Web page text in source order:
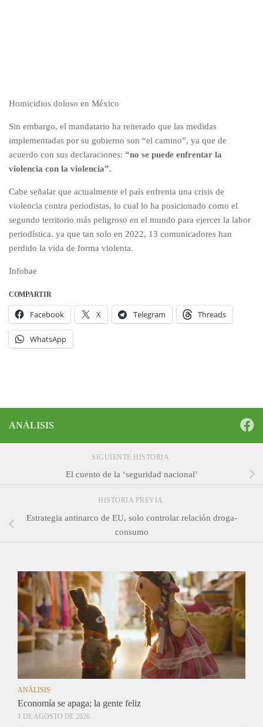
Homicidios doloso en México
Sin embargo, el mandatario ha reiterado que las medidas
implementadas por su gobierno son “el camino”, ya que de
acuerdo con sus declaraciones: “no se puede enfrentar la
violencia con la violencia”.
Cabe señalar que actualmente el país enfrenta una crisis de
violencia contra periodistas, lo cual lo ha posicionado como el
segundo territorio más peligroso en el mundo para ejercer la labor
periodística. ya que tan solo en 2022, 13 comunicadores han
perdido la vida de forma violenta.
Infobae
COMPARTIR
Facebook X Telegram Threads
WhatsApp
ANÁLISIS
SIGUIENTE HISTORIA
El cuento de la ‘seguridad nacional’
HISTORIA PREVIA
Estrategia antinarco de EU, solo controlar relación droga-
consumo
ANÁLISIS
Economía se apaga; la gente feliz
1 DE AGOSTO DE 2026